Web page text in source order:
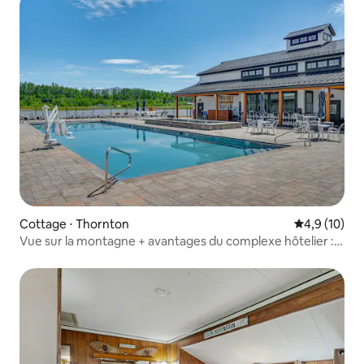
Cottage ⋅ Thornton Évaluation
4,9 (10)
Vue sur la montagne + avantages du complexe hôtelier :